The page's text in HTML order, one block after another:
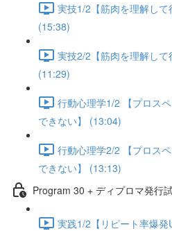
実技1/2【筋肉を理解して
(15:38)
実技2/2【筋肉を理解して
(11:29)
行動心理学1/2 【プロス
できない】 (13:04)
行動心理学2/2 【プロス
できない】 (13:13)
Program 30 + ディプロマ発行
実践1/2【リピート率爆